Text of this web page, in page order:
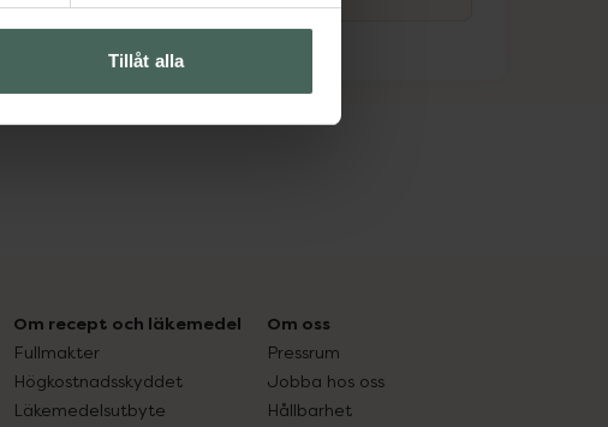
Tillåt alla
Om recept och läkemedel
Fullmakter
Högkostnadsskyddet
Läkemedelsutbyte
Om oss
Pressrum
Jobba hos oss
Hållbarhet